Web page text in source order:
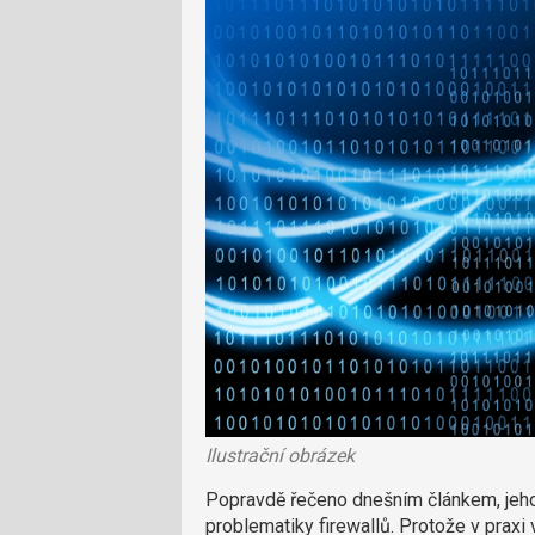
Ilustrační obrázek
Popravdě řečeno dnešním článkem,
problematiky firewallů. Protože v praxi